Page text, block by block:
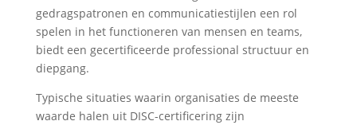
gedragspatronen en communicatiestijlen een rol
spelen in het functioneren van mensen en teams,
biedt een gecertificeerde professional structuur en
diepgang.
Typische situaties waarin organisaties de meeste
waarde halen uit DISC-certificering zijn